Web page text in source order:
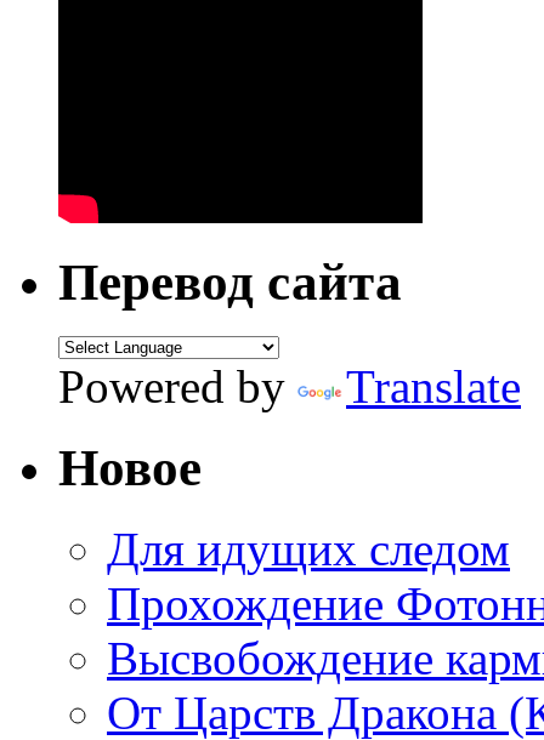
Перевод сайта
Powered by Translate
Новое
Для идущих следом
Прохождение
Высвобождение
От Царств Дракона